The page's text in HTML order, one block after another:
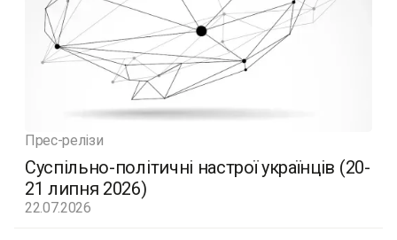
Прес-релізи
Суспільно-політичні настрої українців (20-
21 липня 2026)
22.07.2026